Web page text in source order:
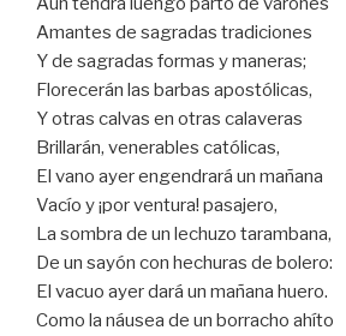
Amantes de sagradas tradiciones
Y de sagradas formas y maneras;
Florecerán las barbas apostólicas,
Y otras calvas en otras calaveras
Brillarán, venerables católicas,
El vano ayer engendrará un mañana
Vacío y ¡por ventura! pasajero,
La sombra de un lechuzo tarambana,
De un sayón con hechuras de bolero:
El vacuo ayer dará un mañana huero.
Como la náusea de un borracho ahíto